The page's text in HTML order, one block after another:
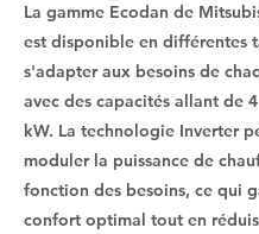
La gamme Ecodan de
est disponible en différentes
s'adapter aux besoins de
avec des capacités allant de
kW. La technologie Inverter
moduler la puissance de
fonction des besoins, ce qui
confort optimal tout en